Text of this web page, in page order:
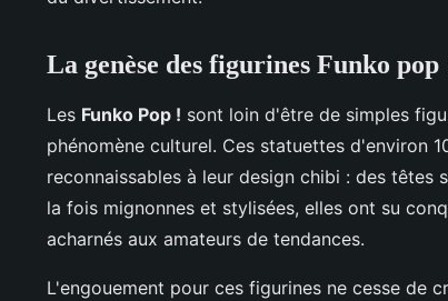
La genèse des figurines Funko pop
Les Funko Pop ! sont loin d'être de simples
phénomène culturel. Ces statuettes d'environ
reconnaissables à leur design chibi : des têtes
la fois mignonnes et stylisées, elles ont su
acharnés aux amateurs de tendances.
L'engouement pour ces figurines ne cesse de